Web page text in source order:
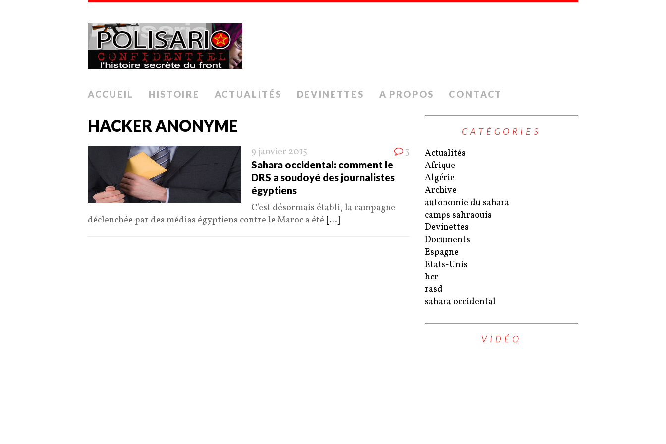
ACCUEIL HISTOIRE ACTUALITÉS DEVINETTES A PROPOS CONTACT
HACKER ANONYME
9 janvier 2015 3
Sahara occidental: comment le
DRS a soudoyé des journalistes
égyptiens
C’est désormais établi, la campagne
déclenchée par des médias égyptiens contre le Maroc a été [...]
CATÉGORIES
Actualités
Afrique
Algérie
Archive
autonomie du sahara
camps sahraouis
Devinettes
Documents
Espagne
Etats-Unis
hcr
rasd
sahara occidental
VIDÉO